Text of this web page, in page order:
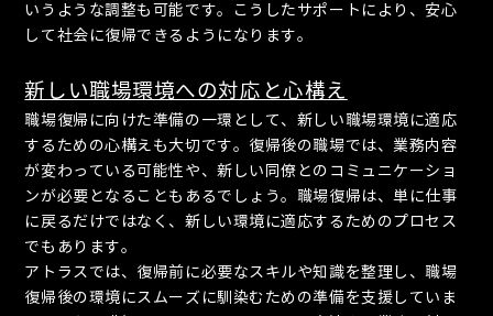
いうような調整も可能です。こうしたサポートにより、安心
して社会に復帰できるようになります。
新しい職場環境への対応と心構え
職場復帰に向けた準備の一環として、新しい職場環境に適応
するための心構えも大切です。復帰後の職場では、業務内容
が変わっている可能性や、新しい同僚とのコミュニケーショ
ンが必要となることもあるでしょう。職場復帰は、単に仕事
に戻るだけではなく、新しい環境に適応するためのプロセス
でもあります。
アトラスでは、復帰前に必要なスキルや知識を整理し、職場
復帰後の環境にスムーズに馴染むための準備を支援していま